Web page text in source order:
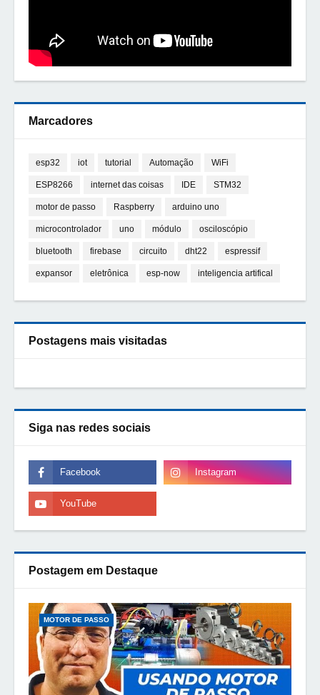
Marcadores
esp32 iot tutorial Automação WiFi
ESP8266 internet das coisas IDE STM32
motor de passo Raspberry arduino uno
microcontrolador uno módulo osciloscópio
bluetooth firebase circuito dht22 espressif
expansor eletrônica esp-now inteligencia artifical
Postagens mais visitadas
Siga nas redes sociais
Postagem em Destaque
MOTOR DE PASSO